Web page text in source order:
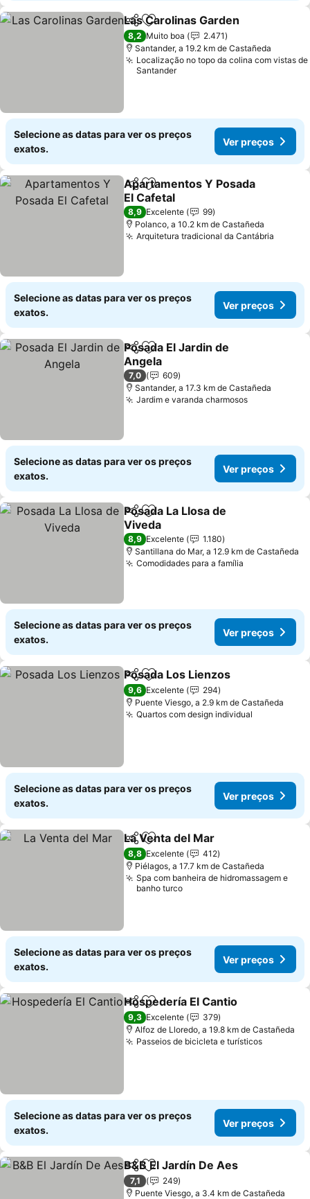
PartilharAdicionar aos favoritos
Las Carolinas Garden
8,2 Muito boa
2.471
Santander, a 19.2 km de Castañeda
Localização no topo da colina com vistas de
Santander
Selecione as datas para ver os preços
exatos.
Ver preços
PartilharAdicionar aos favoritos
Apartamentos Y Posada
El Cafetal
Ver preços
8,9 Excelente
99
Polanco, a 10.2 km de Castañeda
Arquitetura tradicional da Cantábria
Selecione as datas para ver os preços
exatos.
Ver preços
PartilharAdicionar aos favoritos
Posada El Jardin de
Angela
Ver preços
7,0
609
Santander, a 17.3 km de Castañeda
Jardim e varanda charmososVer preços
Selecione as datas para ver os preços
exatos.
Ver preços
PartilharAdicionar aos favoritos
Posada La Llosa de
Viveda
Ver preços
8,9 Excelente
1.180
Santillana do Mar, a 12.9 km de Castañeda
Comodidades para a família
Selecione as datas para ver os preços
exatos.
Ver preços
PartilharAdicionar aos favoritos
Posada Los Lienzos
9,6 Excelente
294
Puente Viesgo, a 2.9 km de Castañeda
Quartos com design individual
Selecione as datas para ver os preços
exatos.
Ver preços
PartilharAdicionar aos favoritos
La Venta del Mar
8,8 Excelente
412
Piélagos, a 17.7 km de Castañeda
Spa com banheira de hidromassagem e
banho turco
Selecione as datas para ver os preços
exatos.
Ver preços
PartilharAdicionar aos favoritos
Hospedería El Cantio
9,3 Excelente
379
Alfoz de Lloredo, a 19.8 km de Castañeda
Passeios de bicicleta e turísticosVer
Selecione as datas para ver os preços
exatos.
Ver preços
PartilharAdicionar aos favoritos
B&B El Jardín De Aes
7,1
249
Puente Viesgo, a 3.4 km de Castañeda